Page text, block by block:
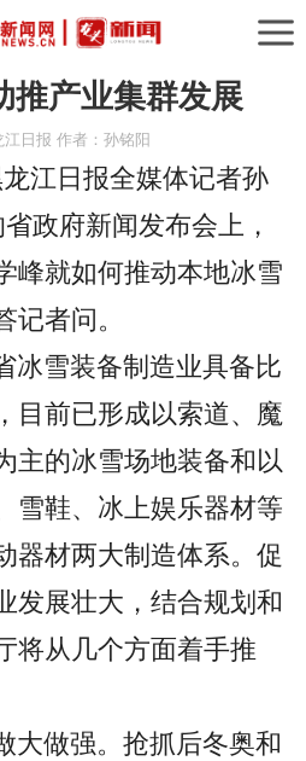
推产业集群发展
日报 作者：孙铭阳
江日报全媒体记者孙
政府新闻发布会上，
峰就如何推动本地冰雪
记者问。
冰雪装备制造业具备比
目前已形成以索道、魔
主的冰雪场地装备和以
雪鞋、冰上娱乐器材等
器材两大制造体系。促
发展壮大，结合规划和
将从几个方面着手推
大做强。抢抓后冬奥和